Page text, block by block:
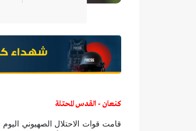
كنعان - القدس المحتلة